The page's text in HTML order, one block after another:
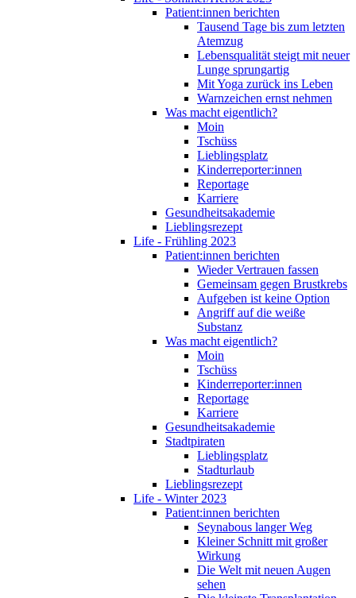
Patient:innen berichten
Tausend Tage bis zum letzten
Atemzug
Lebensqualität steigt mit neuer
Lunge sprungartig
Mit Yoga zurück ins Leben
Warnzeichen ernst nehmen
Was macht eigentlich?
Moin
Tschüss
Lieblingsplatz
Kinderreporter:innen
Reportage
Karriere
Gesundheitsakademie
Lieblingsrezept
Life - Frühling 2023
Patient:innen berichten
Wieder Vertrauen fassen
Gemeinsam gegen Brustkrebs
Aufgeben ist keine Option
Angriff auf die weiße
Substanz
Was macht eigentlich?
Moin
Tschüss
Kinderreporter:innen
Reportage
Karriere
Gesundheitsakademie
Stadtpiraten
Lieblingsplatz
Stadturlaub
Lieblingsrezept
Life - Winter 2023
Patient:innen berichten
Seynabous langer Weg
Kleiner Schnitt mit großer
Wirkung
Die Welt mit neuen Augen
sehen